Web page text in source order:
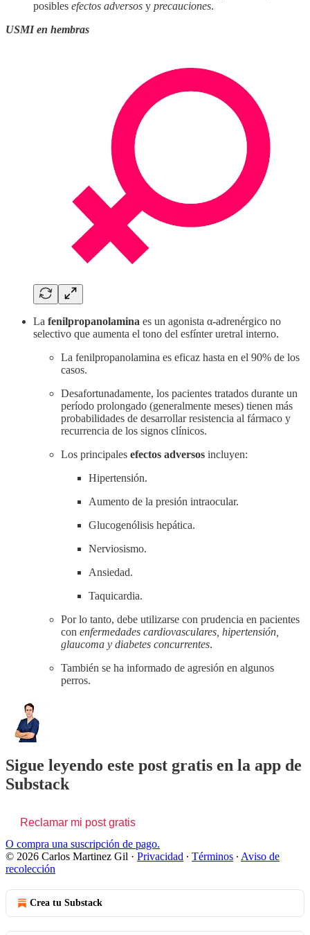
posibles efectos adversos y precauciones.
USMI en hembras
La fenilpropanolamina es un agonista α-adrenérgico no
selectivo que aumenta el tono del esfínter uretral interno.
La fenilpropanolamina es eficaz hasta en el 90% de los
casos.
Desafortunadamente, los pacientes tratados durante un
período prolongado (generalmente meses) tienen más
probabilidades de desarrollar resistencia al fármaco y
recurrencia de los signos clínicos.
Los principales efectos adversos incluyen:
Hipertensión.
Aumento de la presión intraocular.
Glucogenólisis hepática.
Nerviosismo.
Ansiedad.
Taquicardia.
Por lo tanto, debe utilizarse con prudencia en pacientes
con enfermedades cardiovasculares, hipertensión,
glaucoma y diabetes concurrentes.
También se ha informado de agresión en algunos
perros.
Sigue leyendo este post gratis en la app de
Substack
Reclamar mi post gratis
O compra una suscripción de pago.
© 2026 Carlos Martinez Gil · Privacidad ∙ Términos ∙ Aviso de
recolección
Crea tu Substack